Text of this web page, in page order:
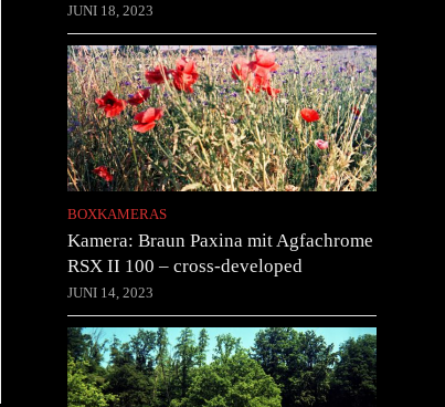
JUNI 18, 2023
BOXKAMERAS
Kamera: Braun Paxina mit Agfachrome
RSX II 100 – cross-developed
JUNI 14, 2023